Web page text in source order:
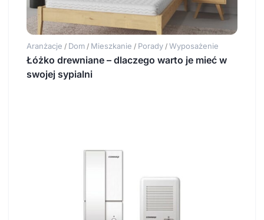
Aranżacje / Dom / Mieszkanie / Porady / Wyposażenie
Łóżko drewniane – dlaczego warto je mieć w
swojej sypialni